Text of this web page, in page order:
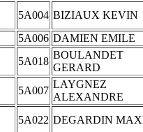
5A004 BIZIAUX KEVIN
5A006 DAMIEN EMILE
5A018
BOULANDET
GERARD
5A007
LAYGNEZ
ALEXANDRE
5A022 DEGARDIN